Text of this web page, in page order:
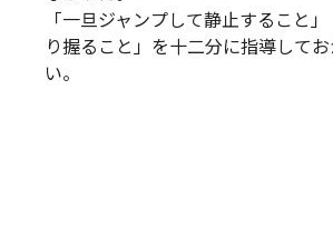
「一旦ジャンプして静止すること
り握ること」を十二分に指導して
い。